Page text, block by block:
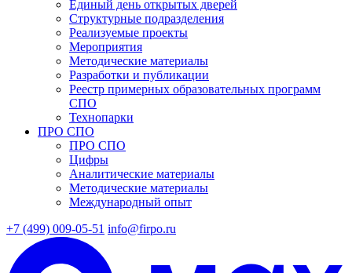
Единый день открытых дверей
Структурные подразделения
Реализуемые проекты
Мероприятия
Методические материалы
Разработки и публикации
Реестр примерных образовательных программ
СПО
Технопарки
ПРО СПО
ПРО СПО
Цифры
Аналитические материалы
Методические материалы
Международный опыт
+7 (499) 009-05-51 info@firpo.ru